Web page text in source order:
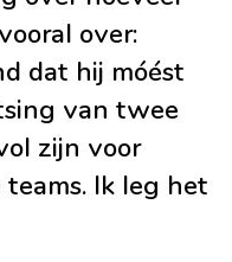
over:
dat hij móést
van twee
zijn voor
Ik leg het